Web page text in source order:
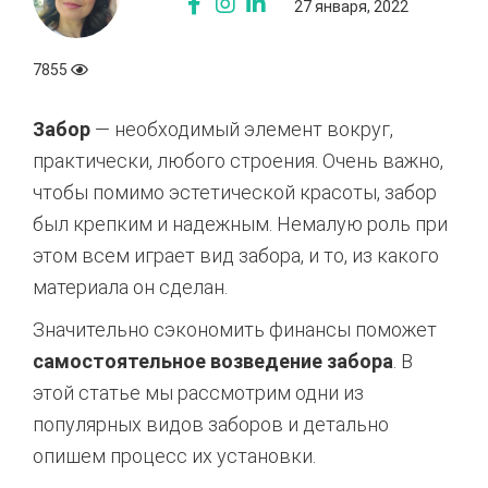
27 января, 2022
7855
Забор — необходимый элемент вокруг,
практически, любого строения. Очень важно,
чтобы помимо эстетической красоты, забор
был крепким и надежным. Немалую роль при
этом всем играет вид забора, и то, из какого
материала он сделан.
Значительно сэкономить финансы поможет
самостоятельное возведение забора . В
этой статье мы рассмотрим одни из
популярных видов заборов и детально
опишем процесс их установки.